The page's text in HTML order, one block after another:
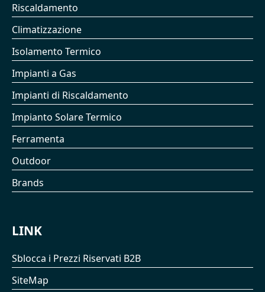
Riscaldamento
Climatizzazione
Isolamento Termico
Impianti a Gas
Impianti di Riscaldamento
Impianto Solare Termico
Ferramenta
Outdoor
Brands
LINK
Sblocca i Prezzi Riservati B2B
SiteMap